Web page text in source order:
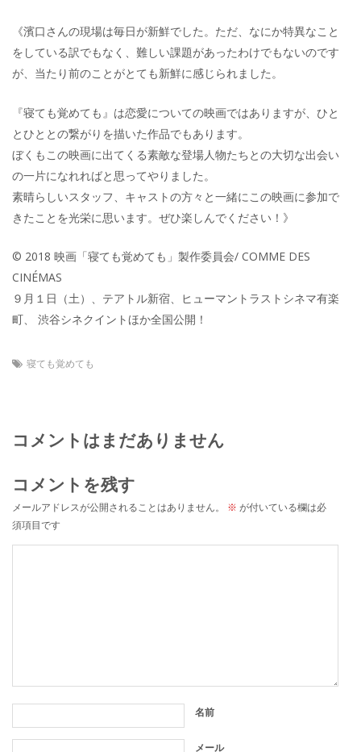
《濱口さんの現場は毎日が新鮮でした。ただ、なにか特異なこと
をしている訳でもなく、難しい課題があったわけでもないのです
が、当たり前のことがとても新鮮に感じられました。
『寝ても覚めても』は恋愛についての映画ではありますが、ひと
とひととの繋がりを描いた作品でもあります。
ぼくもこの映画に出てくる素敵な登場人物たちとの大切な出会い
の一片になれればと思ってやりました。
素晴らしいスタッフ、キャストの方々と一緒にこの映画に参加で
きたことを光栄に思います。ぜひ楽しんでください！》
© 2018 映画「寝ても覚めても」製作委員会/ COMME DES
CINÉMAS
９月１日（土）、テアトル新宿、ヒューマントラストシネマ有楽
町、 渋谷シネクイントほか全国公開！
寝ても覚めても
コメントはまだありません
コメントを残す
メールアドレスが公開されることはありません。 ※ が付いている欄は必
須項目です
名前
メール